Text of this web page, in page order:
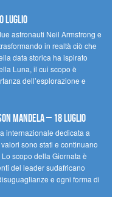
luglio
astronauti Neil Armstrong e
in realtà ciò che
data storica ha ispirato
Luna, il cui scopo è
dell’esplorazione e
Mandela – 18 luglio
internazionale dedicata a
sono stati e continuano
scopo della Giornata è
del leader sudafricano
e ogni forma di